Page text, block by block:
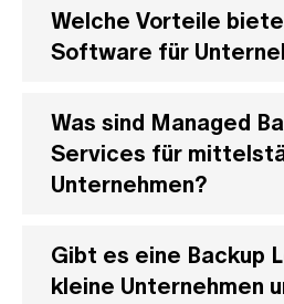
Welche Vorteile
Software für
Was sind Managed
Services für
Unternehmen?
Gibt es eine Backup
kleine Unternehmen